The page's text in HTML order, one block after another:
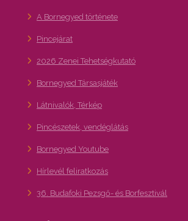
A Bornegyed története
Pincejárat
2026 Zenei Tehetségkutató
Bornegyed Társasjáték
Látnivalók, Térkép
Pincészetek, vendéglátás
Bornegyed Youtube
Hírlevél feliratkozás
36. Budafoki Pezsgő- és Borfesztivál